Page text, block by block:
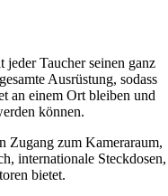
Taucher seinen ganz
Ausrüstung, sodass
an einem Ort bleiben und
können.
Zugang zum Kameraraum,
internationale Steckdosen,
bietet.